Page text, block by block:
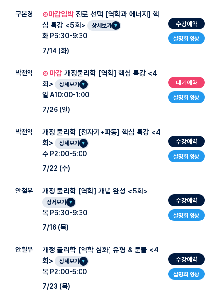
-맨투맨 관리 : 모르는 유형은 익힐 때까지 (강사+조교진)
○ 주차별 진도계획
1주차 : 산화 환원 양적 관계 문항 - 수용액과 금속의 반응
2주차 : 중화 반응 양적 관계 문항 - 반응석,질량 변화
3주차 : 전자기 유도 심화 문항 - 중상 수준의 다양한 유형
○관리 시스템
-학교 특성이 반영된 최적화된 모의고사 매주 제공 및 피드백
-매주 개인별 누적 오답노트 제공
-출석 / 시험점수 / 과제물 수행결과 문자 개별 공유
-맨투맨 관리 : 모르는 유형은 익힐 때까지 (강사+조교진)
○ 주차별 진도계획
1주차 : 산화 환원 양적 관계 문항 - 수용액과 금속의 반응
2주차 : 중화 반응 양적 관계 문항 - 반응석,질량 변화
3주차 : 전자기 유도 심화 문항 - 중상 수준의 다양한 유형
매 회차 복습영상 제공, 24시간 카톡채널 질의응답 시스템, 과제/재시험 필수 클리닉
○ 주차별진도계획
물/지 양장섭T
1회차 전자기유도
2회차 발전과 에너지효율
3회차 지질시대
4회차 지구 환경 변화
화/생 백현우T
1회차 산화&환원반응 (개념)
2회차 산화&환원반응 (심화)
3회차 산과 염기의 중화반응
4회차 중화반응의 양적관계
고등학교 기출문제 기반의 수준별 문항으로 구성된 주간지 제공
강사 직접 문제풀이에 필요한 풀이법을 손필기로 정리해서 제공
6:00~6:20 누리고사(test)
6:20~6:50 누리고사(test) 리뷰 & 이전 수업 복습
8:50~ 복습 test 진행
복습 test 오답분석
○ 회차별 커리큘럼
1회차 산화와 환원
4회차 발전과 전자기 유도
○ 수업특징
-수업 난이도에 맞는 중급 난이도 문항 숙제 지급 고2 내신 및 모의고사 기본 문항 위주
로 지급(고난이도 문항은 별도 지급)
수업 진행 방식: 기본 개념 설명 후 개념 적용 문항 풀이로 실전 개념 확립, 그 후 숫자
유사 문항 풀이로 동일 유형 완벽 정복
○ 주차별 진도계획
1주차(뉴턴 역학) : 여러가지 운동, 등가속도 운동
2주차 : 뉴턴의 운동 법칙과 힘분석
3주차 : 운동의 법칙 심화 + 운동량과 충격량
5주차 : 에너지 심화와 돌림힘
구본경
설명회 영상
⊙마감임박 진로 선택 [역학과 에너지] 핵
심 특강 <5회>
상세보기
화 P6:30-9:30
7/14 (화)
수강예약
○ 수업특징
-고2 2학기 물리학 진로 선택과목(역학과 에너지)중 최고난이도 파트 특강
-여름 방학 5회 특강으로 최고난이도 파트를 책임집니다.
-개념 60% + 문제 풀이 40% 고3 물2 기출중 중급 난이도 문항 정복
1주차 : 힘의 합성과 포물선 운동
2주차 : 포물선 운동 심화와 등속 원운동
4주차 : 단진동과 탄성파
5주차 : 도플러 효과와 정상파
박천익
설명회 영상
⊙ 마감 개정물리학 [역학] 핵심 특강 <4
회>
상세보기
일 A10:00-1:00
7/26 (일)
대기예약
○ 수업특징
-교재 : 모든출판사 교과서 분석 내용 완벽반영,교과 외 추가 내용 완벽 반영, 함께 완성
하여 몰입하는교재
-교재문항 : 교육 과정에 충실한 2008-2026 모의고사 및 수능 문항 탑재, 빈출
-자료 : 현장수강생 ONLY
기본문항 : 빈출 객관식 + 주관식 + 서술형
응용문항 : 킬러 문항 빈출 유형
-문제풀이 최적화 수업 : 유형별 문제풀이 비법에 철저하게 집중된 문제를 풀어서 답을
대는 데 목표가 확실한 수업
-1500% 기출 자료 : 2006-2024 까지 빠짐없이 누적된 모의고사 기출 문항을 제
박천익
설명회 영상
개정 물리학 [전자기+파동] 핵심 특강 <4
회>
상세보기
수 P2:00-5:00
7/22 (수)
수강예약
○ 회차별 커리큘럼
1회차 특수상대성
4회차 빛의 이중성, 물질의 이중성
안철우
설명회 영상
개정 물리학 [역학] 개념 완성 <5회>
상세보기
목 P6:30-9:30
7/16 (목)
수강예약
○ 수업특징
-물리학 A to Z 하나부터 열까지 모든개념 완성
안철우
설명회 영상
개정 물리학 [역학 심화] 유형 & 문풀 <4
회>
상세보기
목 P2:00-5:00
7/23 (목)
수강예약